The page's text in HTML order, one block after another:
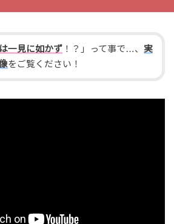
一見に如かず！？」って事で…、 実
をご覧ください！